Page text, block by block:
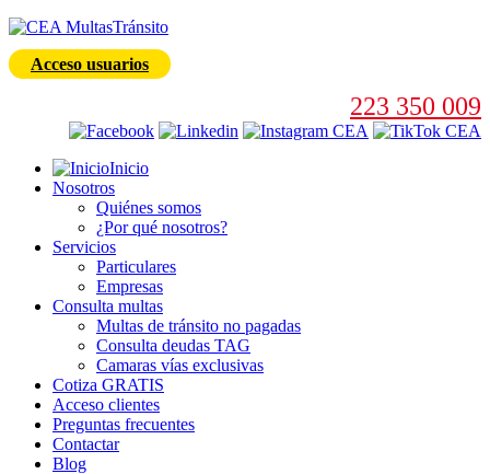
Acceso usuarios
223 350 009
Inicio
Nosotros
Quiénes somos
¿Por qué nosotros?
Servicios
Particulares
Empresas
Consulta multas
Multas de tránsito no pagadas
Consulta deudas TAG
Camaras vías exclusivas
Cotiza GRATIS
Acceso clientes
Preguntas frecuentes
Contactar
Blog